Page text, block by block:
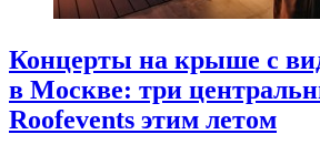
Концерты на крыше с
в Москве: три
Roofevents этим летом